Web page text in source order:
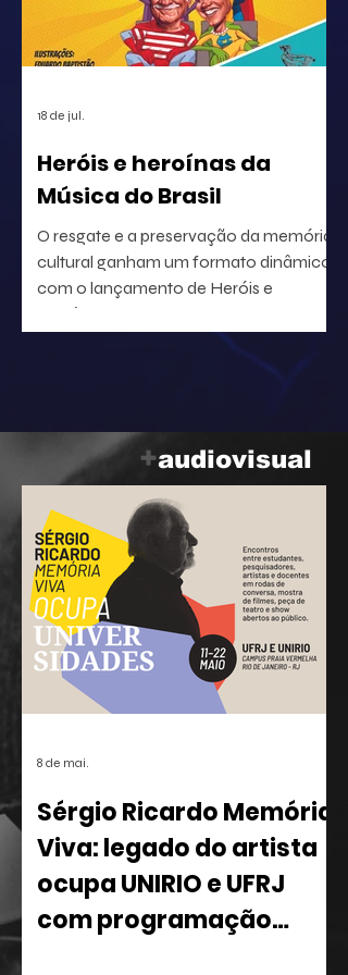
correta circulação de rendimentos e
para a segurança jurídica de quem
utiliza o repertório.
Heróis e heroínas da
Música do Brasil
O resgate e a preservação da memória
cultural ganham um formato dinâmico
com o lançamento de Heróis e
heroínas da MPB. O projeto, idealizado
pelo radialista e produtor Geraldo Leite
— integrante do grupo Rumo, nome
Baptistão, propõe uma navegação
interativa pela história da música
popular brasileira.
18 de jul.
+audiovisual
Sérgio Ricardo Memória
Viva: legado do artista
ocupa UNIRIO e UFRJ
com programação
8 de mai.